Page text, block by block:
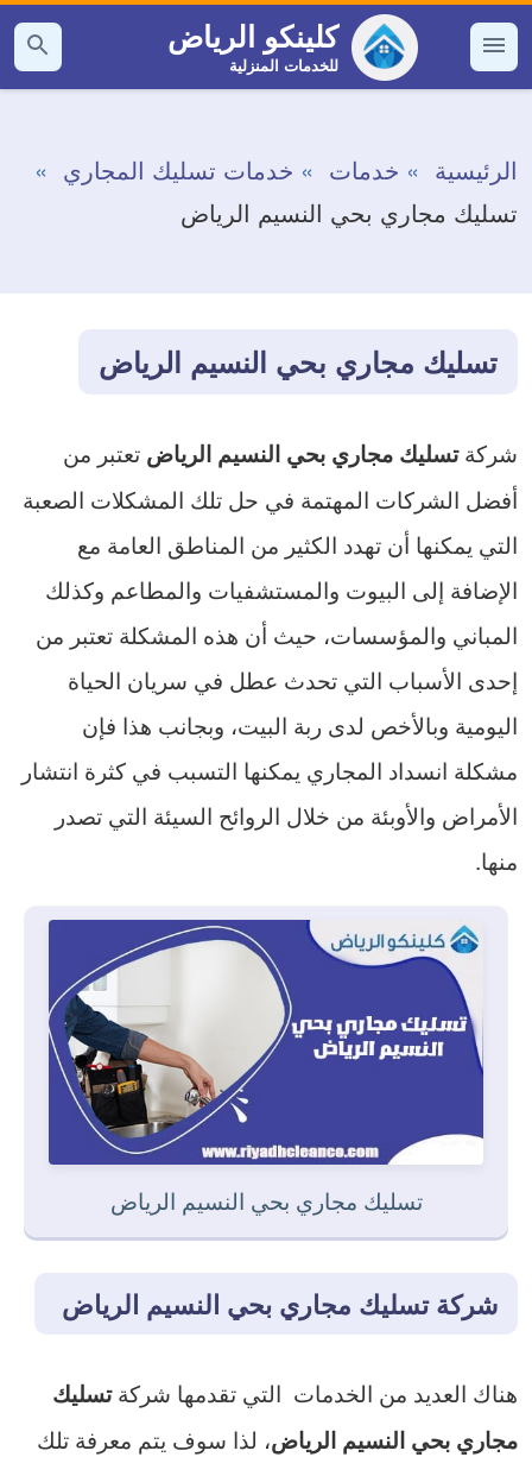
التجاوز
إلى القائمة
كلينكو الرياض
للخدمات المنزلية
بحث
عن
الرئيسية خدمات
خدمات تسليك المجاري
تسليك مجاري بحي النسيم الرياض
تسليك مجاري بحي النسيم الرياض
شركةتسليك مجاري بحي النسيم الرياض تعتبر من
أفضل الشركات المهتمة في حل تلك المشكلات الصعبة
التي يمكنها أن تهدد الكثير من المناطق العامة مع
الإضافة إلى البيوت والمستشفيات والمطاعم وكذلك
المباني والمؤسسات، حيث أن هذه المشكلة تعتبر من
إحدى الأسباب التي تحدث عطل في سريان الحياة
اليومية وبالأخص لدى ربة البيت، وبجانب هذا فإن
مشكلة انسداد المجاري يمكنها التسبب في كثرة انتشار
الأمراض والأوبئة من خلال الروائح السيئة التي تصدر
منها.
تسليك مجاري بحي النسيم الرياض
شركة تسليك مجاري بحي النسيم الرياض
هناك العديد من الخدمات التي تقدمها شركةتسليك
مجاري بحي النسيم الرياض، لذا سوف يتم معرفة تلك